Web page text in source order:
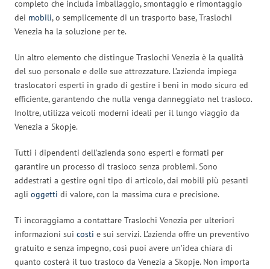
completo che includa imballaggio, smontaggio e rimontaggio
dei mobili, o semplicemente di un trasporto base, Traslochi
Venezia ha la soluzione per te.
Un altro elemento che distingue Traslochi Venezia è la qualità
del suo personale e delle sue attrezzature. L’azienda impiega
traslocatori esperti in grado di gestire i beni in modo sicuro ed
efficiente, garantendo che nulla venga danneggiato nel trasloco.
Inoltre, utilizza veicoli moderni ideali per il lungo viaggio da
Venezia a Skopje.
Tutti i dipendenti dell’azienda sono esperti e formati per
garantire un processo di trasloco senza problemi. Sono
addestrati a gestire ogni tipo di articolo, dai mobili più pesanti
agli oggetti di valore, con la massima cura e precisione.
Ti incoraggiamo a contattare Traslochi Venezia per ulteriori
informazioni sui costi e sui servizi. L’azienda offre un preventivo
gratuito e senza impegno, così puoi avere un’idea chiara di
quanto costerà il tuo trasloco da Venezia a Skopje. Non importa